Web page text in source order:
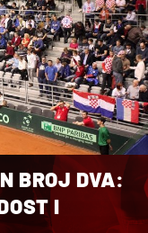
BROJ DVA:
I